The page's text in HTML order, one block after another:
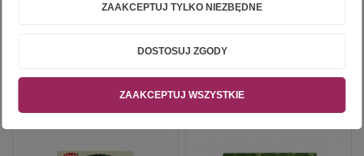
( 1 szt = 0,90 zł ) ( 1 szt = 0,90 zł )
ZAAKCEPTUJ TYLKO NIEZBĘDNE
DOSTOSUJ ZGODY
ZAAKCEPTUJ WSZYSTKIE